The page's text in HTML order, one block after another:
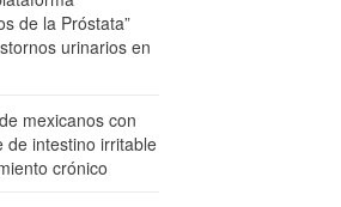
de la Próstata”
urinarios en
mexicanos con
de intestino irritable
crónico